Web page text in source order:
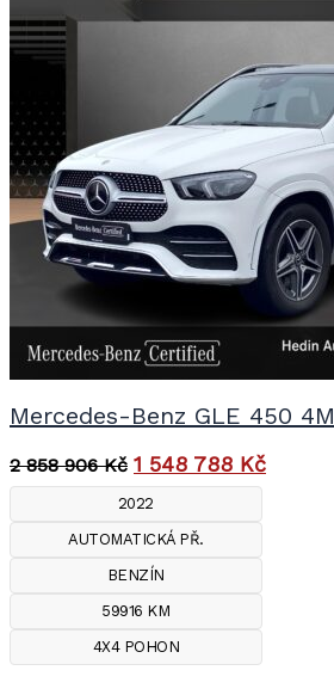
Mercedes-Benz GLE 450 4M
2 858 906Kč 1 548 788 Kč
2022
AUTOMATICKÁ PŘ.
BENZÍN
59916 KM
4X4 POHON